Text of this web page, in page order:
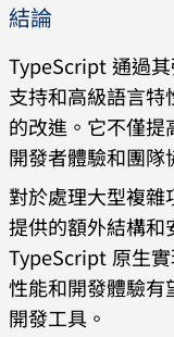
結論
TypeScript 通過
支持和高級語言
的改進。它不僅提
開發者體驗和團隊
對於處理大型複
提供的額外結構
TypeScript 原生
性能和開發體驗有
開發工具。